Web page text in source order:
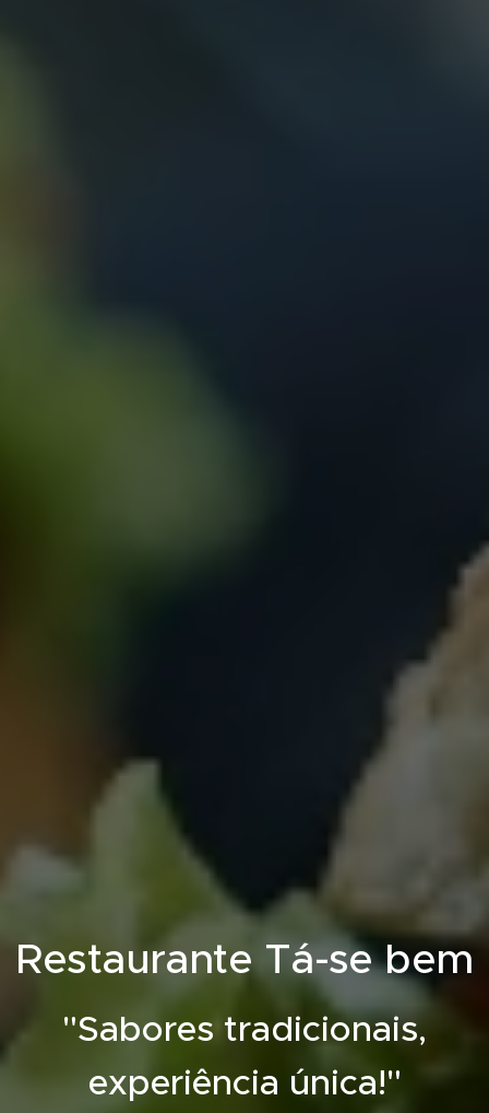
Restaurante Tá-se bem
"Sabores tradicionais,
experiência única!"